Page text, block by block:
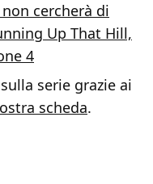
cercherà di
Up That Hill,
4
serie grazie ai
scheda.